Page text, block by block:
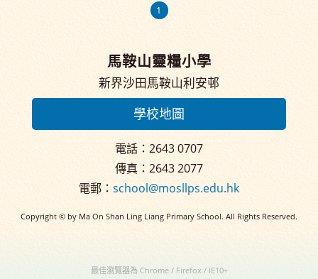
1
馬鞍山靈糧小學
新界沙田馬鞍山利安邨
學校地圖
電話：2643 0707
傳真：2643 2077
電郵： school@mosllps.edu.hk
Copyright © by Ma On Shan Ling Liang Primary School. All Rights Reserved.
最佳瀏覽器為 Chrome / Firefox / IE10+